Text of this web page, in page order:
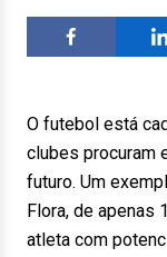
O futebol está
clubes procuram
futuro. Um
Flora, de apenas
atleta com